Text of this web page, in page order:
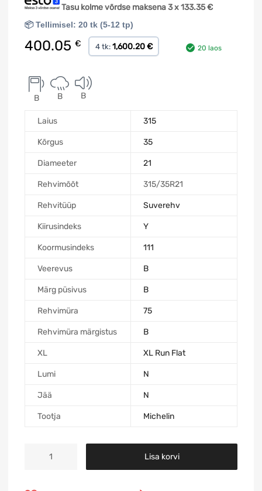
Tasu kolme võrdse maksena 3 x133.35€
📦 Tellimisel: 20 tk (5-12 tp)
400.05 € 4 tk: 1,600.20 € 20 laos
B B B
Laius 315
Kõrgus 35
Diameeter 21
Rehvimõõt 315/35R21
Rehvitüüp Suverehv
Kiirusindeks Y
Koormusindeks 111
Veerevus B
Märg püsivus B
Rehvimüra 75
Rehvimüra märgistus B
XL XL Run Flat
Lumi N
Jää N
Tootja Michelin
Lisa korvi